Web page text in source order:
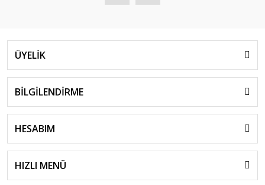
ÜYELİK
BİLGİLENDİRME
HESABIM
HIZLI MENÜ